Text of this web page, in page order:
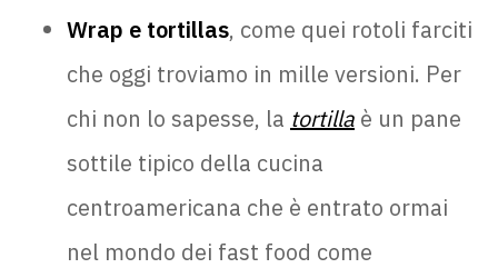
Wrap e tortillas, come quei rotoli farciti
che oggi troviamo in mille versioni. Per
chi non lo sapesse, la tortilla è un pane
sottile tipico della cucina
centroamericana che è entrato ormai
nel mondo dei fast food come